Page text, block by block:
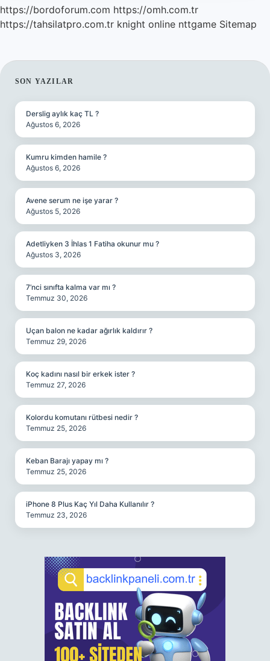
https://bordoforum.com https://omh.com.tr
https://tahsilatpro.com.tr knight online nttgame Sitemap
SIDEBAR
SON YAZILAR
Derslig aylık kaç TL ?
Ağustos 6, 2026
Kumru kimden hamile ?
Ağustos 6, 2026
Avene serum ne işe yarar ?
Ağustos 5, 2026
Adetliyken 3 İhlas 1 Fatiha okunur mu ?
Ağustos 3, 2026
7’nci sınıfta kalma var mı ?
Temmuz 30, 2026
Uçan balon ne kadar ağırlık kaldırır ?
Temmuz 29, 2026
Koç kadını nasıl bir erkek ister ?
Temmuz 27, 2026
Kolordu komutanı rütbesi nedir ?
Temmuz 25, 2026
Keban Barajı yapay mı ?
Temmuz 25, 2026
iPhone 8 Plus Kaç Yıl Daha Kullanılır ?
Temmuz 23, 2026